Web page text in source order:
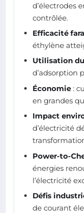
d’électrodes
contrôlée.
Efficacité
éthylène
Utilisation
d’adsorption
Économie :
en grandes
Impact
d’électricité
Power-to-
énergies
l’électricité
Défis
de courant